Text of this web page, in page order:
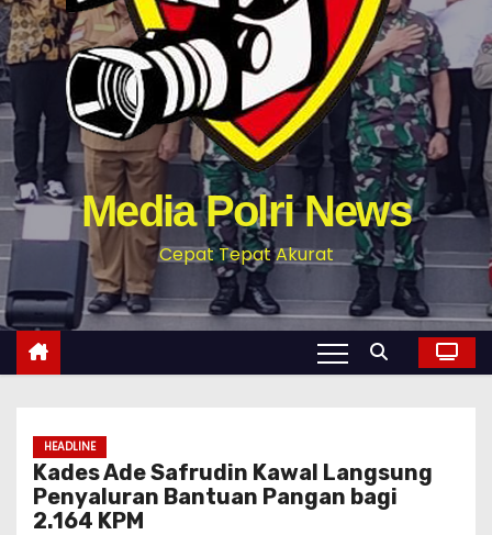
n
t
Media Polri News
Cepat Tepat Akurat
HEADLINE
‎Kades Ade Safrudin Kawal Langsung
Penyaluran Bantuan Pangan bagi
2.164 KPM